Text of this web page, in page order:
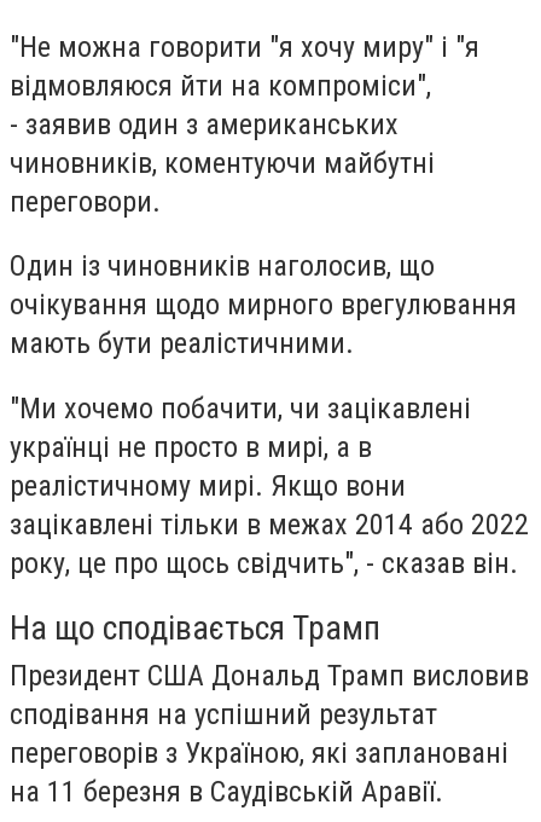
"Не можна говорити "я хочу миру" і "я
відмовляюся йти на компроміси",
- заявив один з американських
чиновників, коментуючи майбутні
переговори.
Один із чиновників наголосив, що
очікування щодо мирного врегулювання
мають бути реалістичними.
"Ми хочемо побачити, чи зацікавлені
українці не просто в мирі, а в
реалістичному мирі. Якщо вони
зацікавлені тільки в межах 2014 або 2022
року, це про щось свідчить", - сказав він.
На що сподівається Трамп
Президент США Дональд Трамп висловив
сподівання на успішний результат
переговорів з Україною, які заплановані
на 11 березня в Саудівській Аравії.